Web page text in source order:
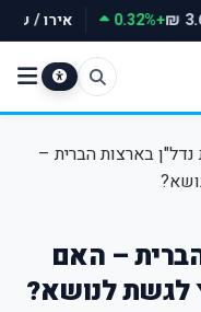
+0.32% אירו /
בארצות הברית –
– האם
לגשת לנושא?